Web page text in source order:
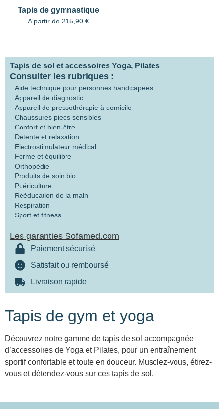
Tapis de sol et accessoires Yoga, Pilates
Consulter les rubriques :
Aide technique pour personnes handicapées
Appareil de diagnostic
Appareil de pressothérapie à domicile
Chaussures pieds sensibles
Confort et bien-être
Détente et relaxation
Electrostimulateur médical
Forme et équilibre
Orthopédie
Produits de soin bio
Puériculture
Rééducation de la main
Respiration
Sport et fitness
Les garanties Sofamed.com
Paiement sécurisé
Satisfait ou remboursé
Livraison rapide
Tapis de gymnastique
A partir de 215,90 €
Tapis de gym et yoga
Découvrez notre gamme de tapis de sol accompagnée
d’accessoires de Yoga et Pilates, pour un entraînement
sportif confortable et toute en douceur. Musclez-vous, étirez-
vous et détendez-vous sur ces tapis de sol.